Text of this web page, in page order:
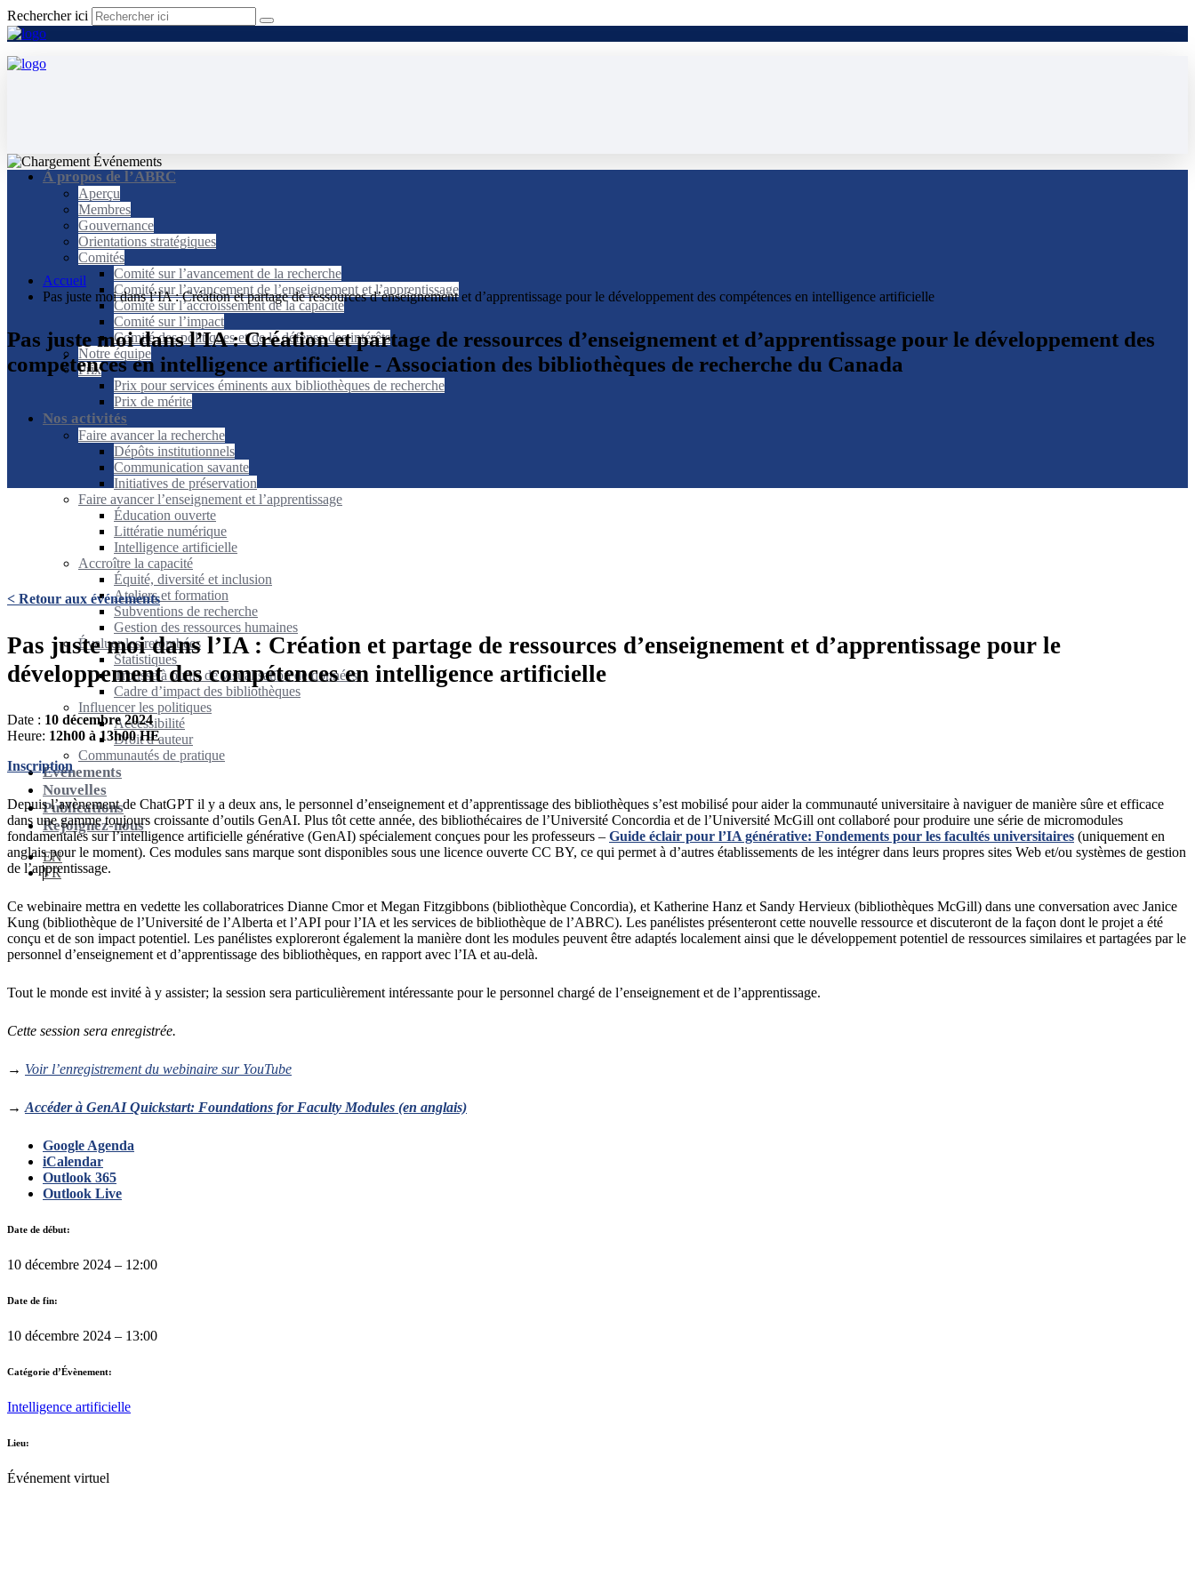
Rechercher ici
À propos de l’ABRC
Aperçu
Membres
Gouvernance
Orientations stratégiques
Comités
Comité sur l’avancement de la recherche
Comité sur l’avancement de l’enseignement et l’apprentissage
Comité sur l’accroissement de la capacité
Comité sur l’impact
Comité des politiques et de la défense des intérêts
Notre équipe
Prix
Prix pour services éminents aux bibliothèques de recherche
Prix de mérite
Nos activités
Faire avancer la recherche
Dépôts institutionnels
Communication savante
Initiatives de préservation
Faire avancer l’enseignement et l’apprentissage
Éducation ouverte
Littératie numérique
Intelligence artificielle
Accroître la capacité
Équité, diversité et inclusion
Ateliers et formation
Subventions de recherche
Gestion des ressources humaines
Évaluer les retombées
Statistiques
Trousse à outils de visualisation de données
Cadre d’impact des bibliothèques
Influencer les politiques
Accessibilité
Droit d’auteur
Communautés de pratique
Événements
Nouvelles
Publications
Rejoignez-nous
EN
FR
Accueil
Pas juste moi dans l’IA : Création et partage de ressources d’enseignement et d’apprentissage pour le développement des compétences en intelligence artificielle
Pas juste moi dans l’IA : Création et partage de ressources d’enseignement et d’apprentissage pour le développement des
compétences en intelligence artificielle - Association des bibliothèques de recherche du Canada
< Retour aux événements
Pas juste moi dans l’IA : Création et partage de ressources d’enseignement et d’apprentissage pour le
développement des compétences en intelligence artificielle
Date : 10 décembre 2024
Heure: 12h00 à 13h00 HE
Inscription
Depuis l’avènement de ChatGPT il y a deux ans, le personnel d’enseignement et d’apprentissage des bibliothèques s’est mobilisé pour aider la communauté universitaire à naviguer de manière sûre et efficace
dans une gamme toujours croissante d’outils GenAI. Plus tôt cette année, des bibliothécaires de l’Université Concordia et de l’Université McGill ont collaboré pour produire une série de micromodules
fondamentales sur l’intelligence artificielle générative (GenAI) spécialement conçues pour les professeurs – Guide éclair pour l’IA générative: Fondements pour les facultés universitaires (uniquement en
anglais pour le moment). Ces modules sans marque sont disponibles sous une licence ouverte CC BY, ce qui permet à d’autres établissements de les intégrer dans leurs propres sites Web et/ou systèmes de gestion
de l’apprentissage.
Ce webinaire mettra en vedette les collaboratrices Dianne Cmor et Megan Fitzgibbons (bibliothèque Concordia), et Katherine Hanz et Sandy Hervieux (bibliothèques McGill) dans une conversation avec Janice
Kung (bibliothèque de l’Université de l’Alberta et l’API pour l’IA et les services de bibliothèque de l’ABRC). Les panélistes présenteront cette nouvelle ressource et discuteront de la façon dont le projet a été
conçu et de son impact potentiel. Les panélistes exploreront également la manière dont les modules peuvent être adaptés localement ainsi que le développement potentiel de ressources similaires et partagées par le
personnel d’enseignement et d’apprentissage des bibliothèques, en rapport avec l’IA et au-delà.
Tout le monde est invité à y assister; la session sera particulièrement intéressante pour le personnel chargé de l’enseignement et de l’apprentissage.
Cette session sera enregistrée.
→ Voir l’enregistrement du webinaire sur YouTube
→Accéder à GenAI Quickstart: Foundations for Faculty Modules (en anglais)
Google Agenda
iCalendar
Outlook 365
Outlook Live
Date de début:
10 décembre 2024 – 12:00
Date de fin:
10 décembre 2024 – 13:00
Catégorie d’Évènement:
Intelligence artificielle
Lieu:
Événement virtuel